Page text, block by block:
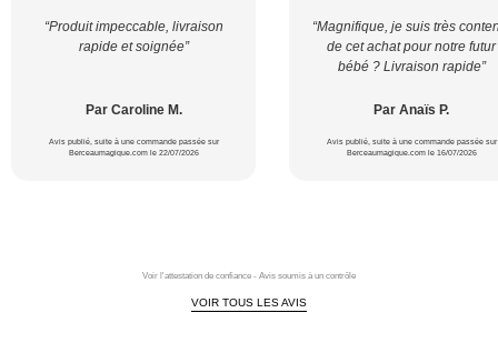
“Produit impeccable, livraison
rapide et soignée”
Par Caroline M.
Avis publié, suite à une commande passée sur
Berceaumagique.com le 22/07/2026
“Magnifique, je suis très
de cet achat pour notre futur
bébé ? Livraison rapide”
Par Anaïs P.
Avis publié, suite à une commande passée sur
Berceaumagique.com le 16/07/2026
Voir l'attestation de confiance - Avis soumis à un contrôle
VOIR TOUS LES AVIS